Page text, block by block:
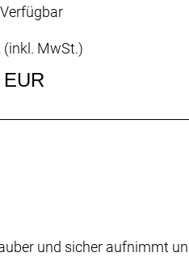
(inkl. MwSt.)
und sicher aufnimmt